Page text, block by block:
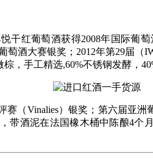
干红葡萄酒获得2008年国际葡
萄酒大赛银奖；2012年第29届
手工精选,60%不锈钢发酵，
（Vinalies）银奖；第六届亚
带酒泥在法国橡木桶中陈酿4个